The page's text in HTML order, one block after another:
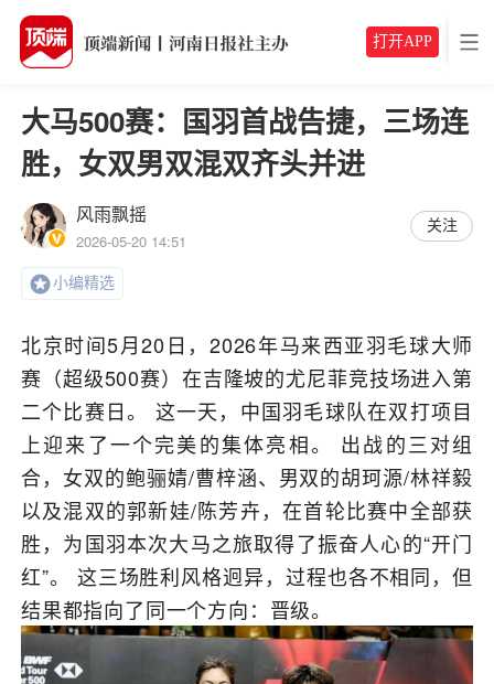
打开APP
大马500赛：国羽首战告捷，三场连
胜，女双男双混双齐头并进
风雨飘摇
2026-05-20 14:51
关注
小编精选
北京时间5月20日，2026年马来西亚羽毛球大师
赛（超级500赛）在吉隆坡的尤尼菲竞技场进入第
二个比赛日。 这一天，中国羽毛球队在双打项目
上迎来了一个完美的集体亮相。 出战的三对组
合，女双的鲍骊婧/曹梓涵、男双的胡珂源/林祥毅
以及混双的郭新娃/陈芳卉，在首轮比赛中全部获
胜，为国羽本次大马之旅取得了振奋人心的“开门
红”。 这三场胜利风格迥异，过程也各不相同，但
结果都指向了同一个方向：晋级。